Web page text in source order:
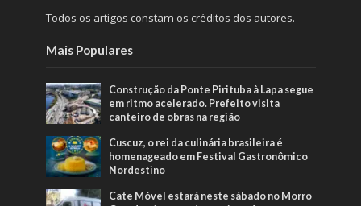
Todos os artigos constam os créditos dos autores.
Mais Populares
Construção da Ponte Pirituba à Lapa segue
em ritmo acelerado. Prefeito visita
canteiro de obras na região
Cuscuz, o rei da culinária brasileira é
homenageado em Festival Gastronômico
Nordestino
Cate Móvel estará neste sábado no Morro